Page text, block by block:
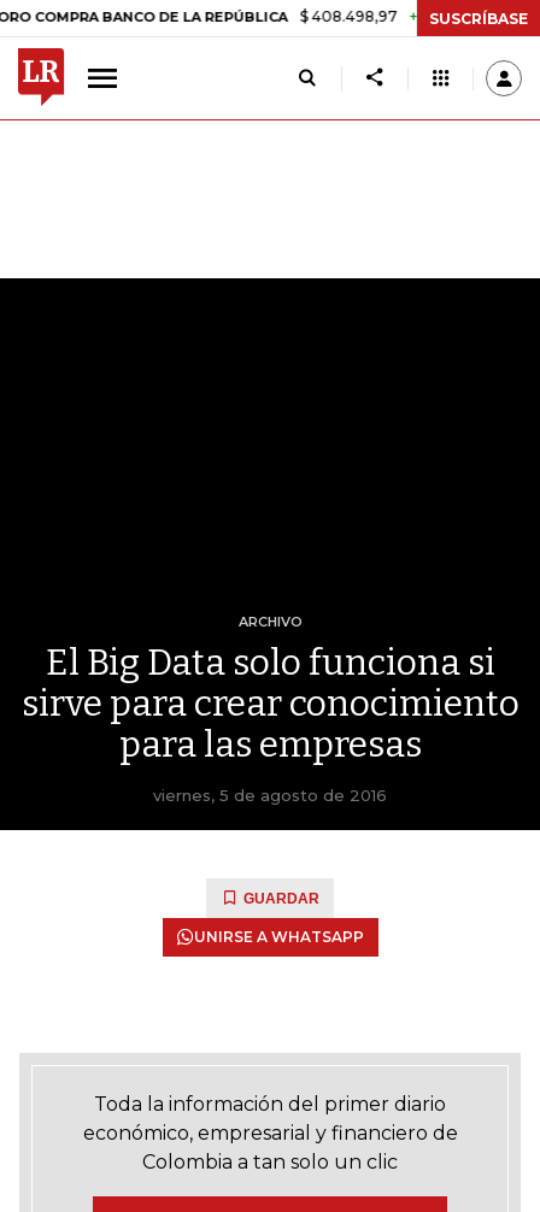
COMPRA BANCO DE LA REPÚBLICA $ 408.498,97 +$ 8.753,81 +2,19%
SUSCRÍBASE
ARCHIVO
El Big Data solo funciona si
sirve para crear conocimiento
para las empresas
viernes, 5 de agosto de 2016
GUARDAR
UNIRSE A WHATSAPP
Toda la información del primer diario
económico, empresarial y financiero de
Colombia a tan solo un clic